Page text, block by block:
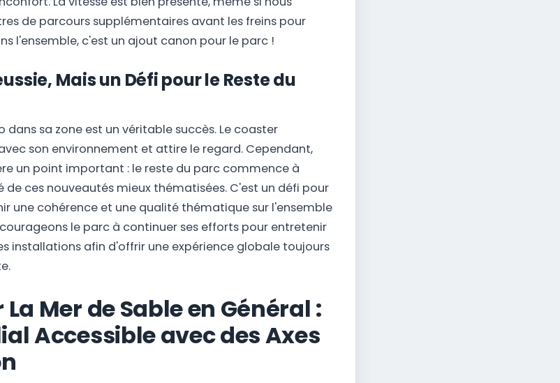
de parcours supplémentaires avant les freins pour
l'ensemble, c'est un ajout canon pour le parc !
Mais un Défi pour le Reste du
dans sa zone est un véritable succès. Le coaster
son environnement et attire le regard. Cependant,
un point important : le reste du parc commence à
ces nouveautés mieux thématisées. C'est un défi pour
une cohérence et une qualité thématique sur l'ensemble
le parc à continuer ses efforts pour entretenir
installations afin d'offrir une expérience globale toujours
Mer de Sable en Général :
Accessible avec des Axes